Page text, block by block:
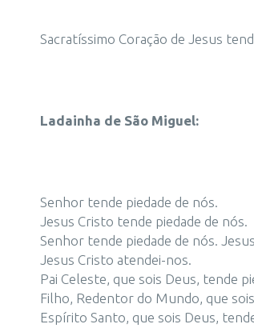
Sacratíssimo Coração de Jesus
Ladainha de São Miguel:
Senhor tende piedade de nós.
Jesus Cristo tende piedade de nós.
Senhor tende piedade de nós.
Jesus Cristo atendei-nos.
Pai Celeste, que sois Deus, tende
Filho, Redentor do Mundo, que
Espírito Santo, que sois Deus,